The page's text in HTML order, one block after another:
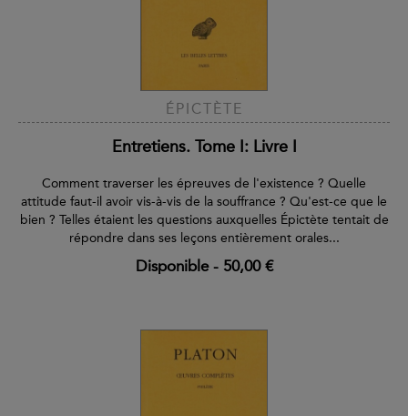
ÉPICTÈTE
Entretiens. Tome I: Livre I
Comment traverser les épreuves de l'existence ? Quelle
attitude faut-il avoir vis-à-vis de la souffrance ? Qu'est-ce que le
bien ? Telles étaient les questions auxquelles Épictète tentait de
répondre dans ses leçons entièrement orales...
Disponible- 50,00 €